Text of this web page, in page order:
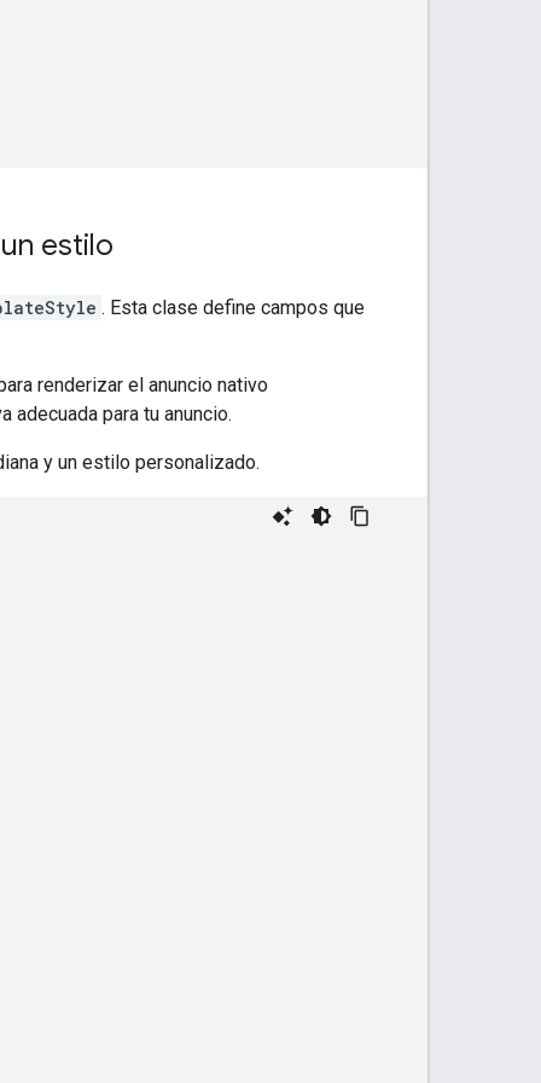
estilo
. Esta clase define campos que
renderizar el anuncio nativo
adecuada para tu anuncio.
y un estilo personalizado.